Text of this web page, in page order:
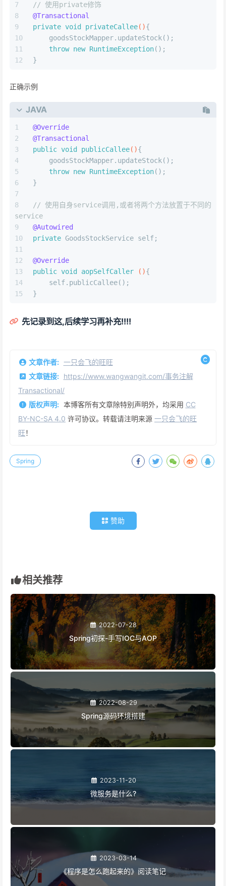
// 使用private修饰
@Transactional
private void privateCallee(){
    goodsStockMapper.updateStock();
throw new RuntimeException();
}
正确示例
JAVA
@Override
@Transactional
public void publicCallee(){
    goodsStockMapper.updateStock();
throw new RuntimeException();
}
// 使用自身service调用,或者将两个方法放置于不同的
service
@Autowired
private GoodsStockService self;
@Override
public void aopSelfCaller (){
    self.publicCallee();
}
先记录到这,后续学习再补充!!!!
文章作者: 一只会飞的旺旺
文章链接: https://www.wangwangit.com/事务注解
Transactional/
版权声明: 本博客所有文章除特别声明外，均采用 CC
BY-NC-SA 4.0 许可协议。转载请注明来源 一只会飞的旺
旺！
Spring
赞助
相关推荐
2022-07-28
Spring初探-手写IOC与AOP
2022-08-29
Spring源码环境搭建
2023-11-20
微服务是什么?
2023-03-14
《程序是怎么跑起来的》阅读笔记